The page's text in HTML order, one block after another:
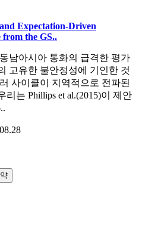
Expectation-Driven
from the GS..
남아시아 통화의 급격한 평가
고유한 불안정성에 기인한 것
사이클이 지역적으로 전파된
는 Phillips et al.(2015)이 제안